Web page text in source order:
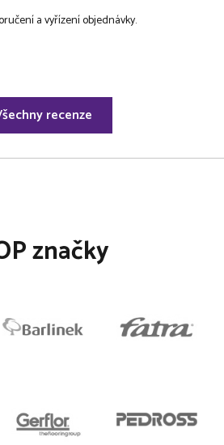
a vyřízení objednávky.
recenze
značky